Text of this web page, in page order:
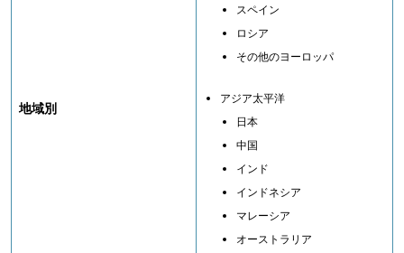
地域別
スペイン
ロシア
その他のヨーロッパ
アジア太平洋
日本
中国
インド
インドネシア
マレーシア
オーストラリア